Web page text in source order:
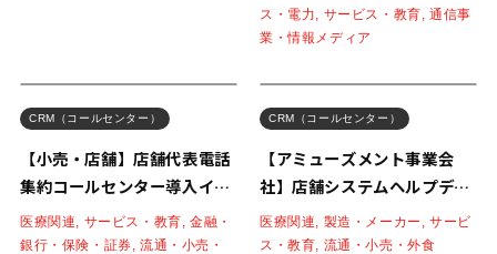
ス・電力, サービス・教育, 通信事
業・情報メディア
CRM（コールセンター）
【小売・店舗】店舗代表電話
集約コールセンター導入イメ
ージ
医療関連, サービス・教育, 金融・
銀行・保険・証券, 流通・小売・
CRM（コールセンター）
【アミューズメント事業会
社】店舗システムヘルプデス
クの事例
医療関連, 製造・メーカー, サービ
ス・教育, 流通・小売・外食